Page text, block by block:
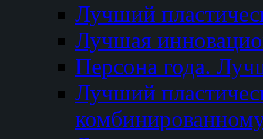
Лучший
Лучшая
Персона года.
Лучший